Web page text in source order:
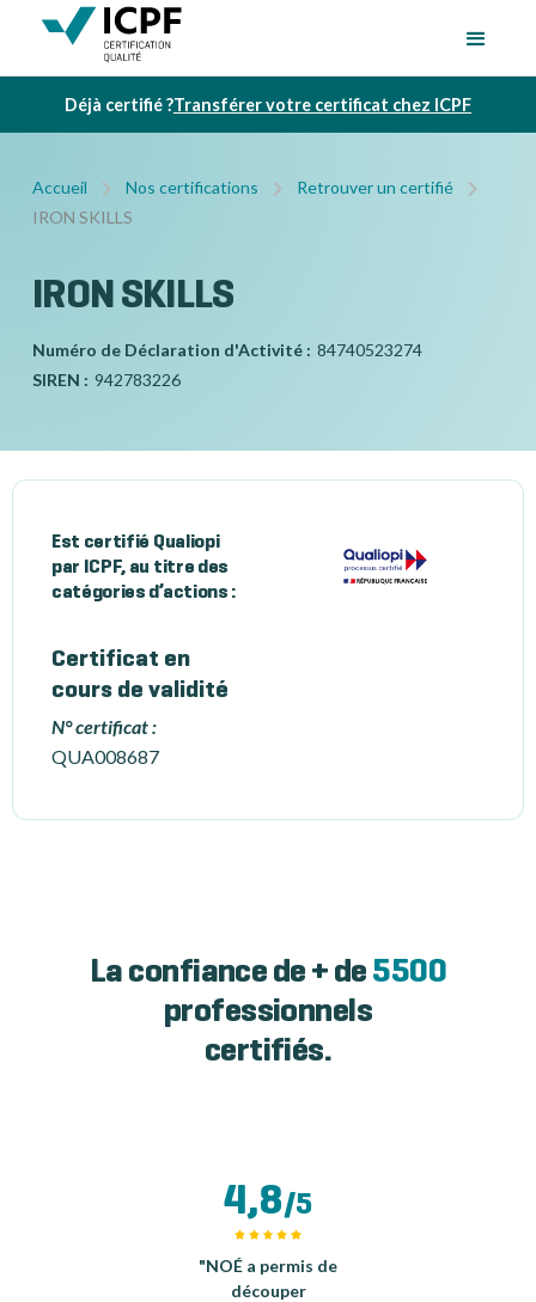
Déjà certifié ?Transférer votre certificat chez ICPF
Accueil Nos certifications
Retrouver un certifié
IRON SKILLS
IRON SKILLS
Numéro de Déclaration d'Activité : 84740523274
SIREN : 942783226
Est certifié Qualiopi
par ICPF, au titre des
catégories d’actions :
Certificat en
cours de validité
N° certificat :
QUA008687
La confiance de + de 5500
professionnels
certifiés.
4,8/5
"NOÉ a permis de
découper